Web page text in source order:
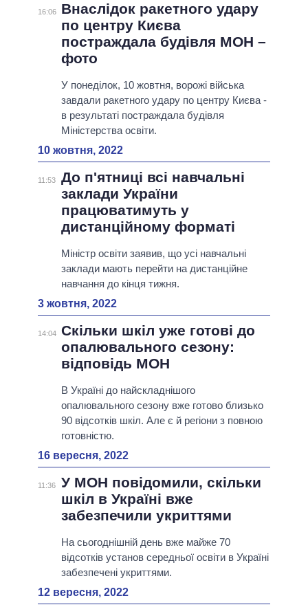
16:06
Внаслідок ракетного удару
по центру Києва
постраждала будівля МОН –
фото
У понеділок, 10 жовтня, ворожі війська
завдали ракетного удару по центру Києва -
в результаті постраждала будівля
Міністерства освіти.
10 жовтня, 2022
11:53
До п'ятниці всі навчальні
заклади України
працюватимуть у
дистанційному форматі
Міністр освіти заявив, що усі навчальні
заклади мають перейти на дистанційне
навчання до кінця тижня.
3 жовтня, 2022
14:04 Скільки шкіл уже готові до
опалювального сезону:
відповідь МОН
В Україні до найскладнішого
опалювального сезону вже готово близько
90 відсотків шкіл. Але є й регіони з повною
готовністю.
16 вересня, 2022
11:36
У МОН повідомили, скільки
шкіл в Україні вже
забезпечили укриттями
На сьогоднішній день вже майже 70
відсотків установ середньої освіти в Україні
забезпечені укриттями.
12 вересня, 2022